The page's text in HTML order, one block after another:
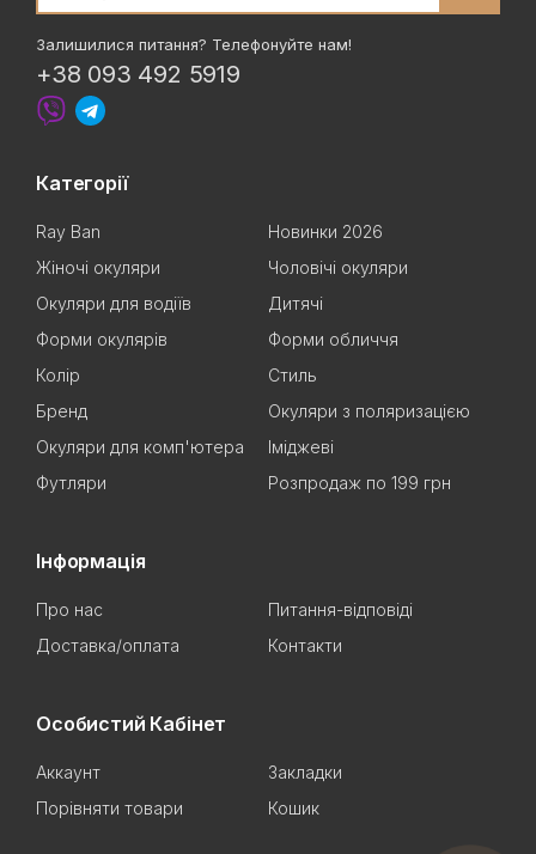
Залишилися питання? Телефонуйте нам!
+38 093 492 5919
Категорії
Ray Ban
Новинки 2026
Жіночі окуляри
Чоловічі окуляри
Окуляри для водіїв
Дитячі
Форми окулярів
Форми обличчя
Колір
Стиль
Бренд
Окуляри з поляризацією
Окуляри для комп'ютера
Іміджеві
Футляри
Розпродаж по 199 грн
Інформація
Про нас
Питання-відповіді
Доставка/оплата
Контакти
Особистий Кабінет
Аккаунт
Закладки
Порівняти товари
Кошик